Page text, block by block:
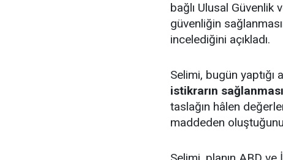
bağlı Ulusal Güvenlik
güvenliğin
incelediğini açıkladı.
Selimi, bugün yaptığı
istikrarın
taslağın hâlen
maddeden